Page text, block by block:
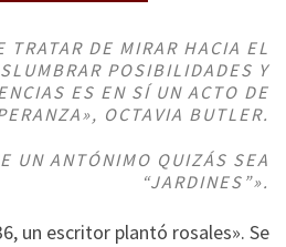
TRATAR DE MIRAR HACIA EL
POSIBILIDADES Y
ES EN SÍ UN ACTO DE
OCTAVIA BUTLER.
UN ANTÓNIMO QUIZÁS SEA
“JARDINES”».
un escritor plantó rosales». Se